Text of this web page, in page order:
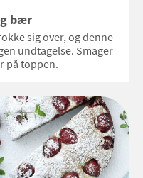
bær
sig over, og denne
undtagelse. Smager
på toppen.